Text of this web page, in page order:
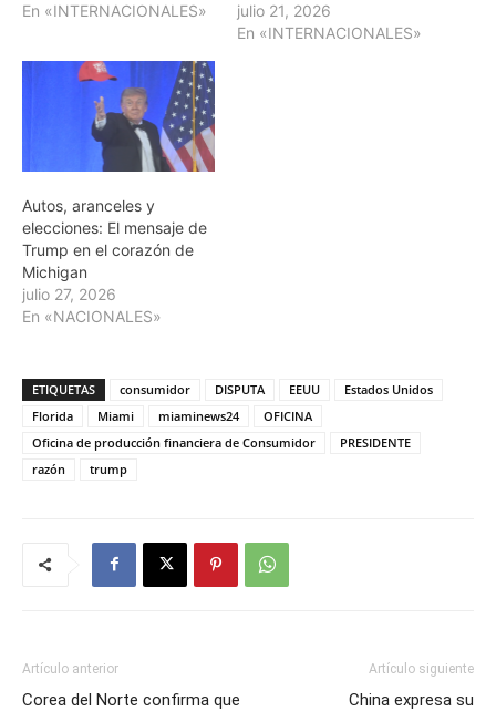
En «INTERNACIONALES»
julio 21, 2026
En «INTERNACIONALES»
Autos, aranceles y
elecciones: El mensaje de
Trump en el corazón de
Michigan
julio 27, 2026
En «NACIONALES»
ETIQUETAS consumidor DISPUTA EEUU
Estados Unidos
Florida
Miami miaminews24
OFICINA
Oficina de producción financiera de Consumidor
PRESIDENTE
razón
trump
Artículo anterior
Corea del Norte confirma que
Artículo siguiente
China expresa su